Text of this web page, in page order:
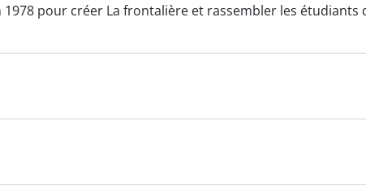
1978 pour créer La frontalière et rassembler les étudiants